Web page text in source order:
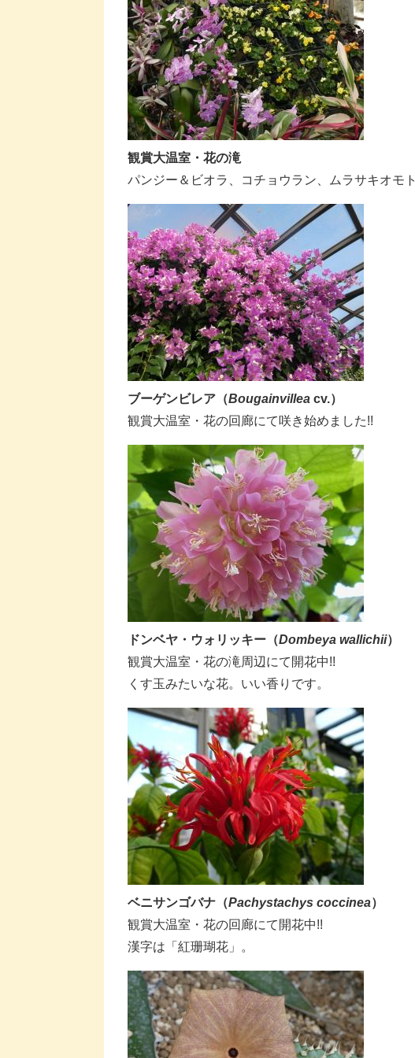
​観賞大温室・花の滝
パンジー＆ビオラ、コチョウラン、ムラサキオモト​​
ブーゲンビレア（Bougainvillea cv.​）
​観賞大温室・花の回廊にて咲き始めました!!​​​
​​​​ドンベヤ・ウォリッキー​（Dombeya wallichii​）
​観賞大温室・花の滝周辺にて開花中!!
​くす玉みたいな花。いい香りです。
ベニサンゴバナ​（Pachystachys coccinea​​）
​観賞大温室・花の回廊にて開花中!!
​漢字は「紅珊瑚花」。